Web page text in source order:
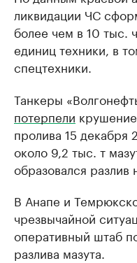
ликвидации ЧС
более чем в 10 тыс.
единиц техники, в
спецтехники.
Танкеры
потерпели
пролива 15 декабря
около 9,2 тыс. т
образовался разлив
В Анапе и
чрезвычайной
оперативный штаб
разлива мазута.